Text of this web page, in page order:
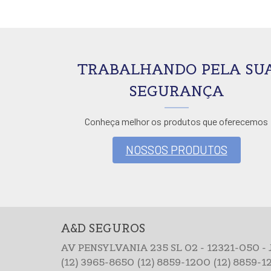
TRABALHANDO PELA
SEGURANÇA
Conheça melhor os produtos que oferecemos
NOSSOS PRODUTOS
A&D SEGUROS
AV PENSYLVANIA 235 SL 02 - 12321-050 -
(12) 3965-8650 (12) 8859-1200 (12) 8859-